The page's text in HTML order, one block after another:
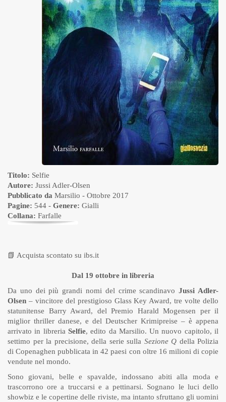
Titolo: Selfie
Autore: Jussi Adler-Olsen
Pubblicato da Marsilio - Ottobre 2017
Pagine: 544 - Genere: Gialli
Collana: Farfalle
📗 Acquista scontato su ibs.it
Dal 19 ottobre in libreria
Da uno dei più grandi nomi del crime scandinavoJussi Adler-
Olsen – vincitore del prestigioso Glass Key Award, tre volte dello
statunitense Barry Award, del Premio Harald Mogensen per il
miglior thriller danese, e del Deutscher Krimipreise – è appena
arrivato in libreria Selfie, edito da Marsilio. Un nuovo capitolo, il
settimo per la precisione, della serie sulla Sezione Q della Polizia
di Copenaghen pubblicata in 42 paesi con oltre 16 milioni di copie
vendute nel mondo.
Sono giovani, belle e spavalde, indossano abiti alla moda e
trascorrono ore a truccarsi e a pettinarsi. Sognano le luci dello
showbiz e le copertine delle riviste, ma intanto sfruttano gli uomini